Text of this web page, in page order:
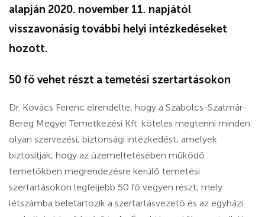
alapján 2020. november 11. napjától
visszavonásig további helyi intézkedéseket
hozott.
50 fő vehet részt a temetési szertartásokon
Dr. Kovács Ferenc elrendelte, hogy a Szabolcs-Szatmár-
Bereg Megyei Temetkezési Kft. köteles megtenni minden
olyan szervezési, biztonsági intézkedést, amelyek
biztosítják, hogy az üzemeltetésében működő
temetőkben megrendezésre kerülő temetési
szertartásokon legfeljebb 50 fő vegyen részt, mely
létszámba beletartozik a szertartásvezető és az egyházi